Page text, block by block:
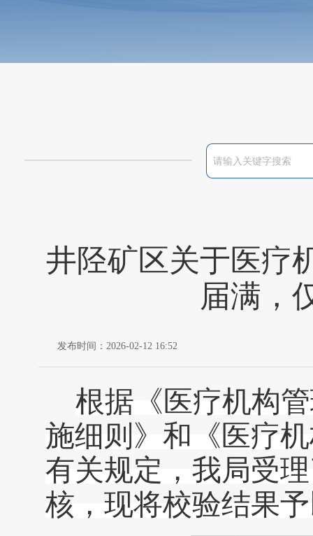
井陉矿区关于医疗
届满，
发布时间：2026-02-12 16:52
根据《医疗机构
施细则》和《医疗
有关规定，我局受
核，现将校验结果